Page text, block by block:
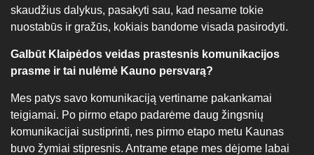
skaudžius dalykus, pasakyti sau, kad nesame tokie
nuostabūs ir gražūs, kokiais bandome visada pasirodyti.
Galbūt Klaipėdos veidas prastesnis komunikacijos
prasme ir tai nulėmė Kauno persvarą?
Mes patys savo komunikaciją vertiname pakankamai
teigiamai. Po pirmo etapo padarėme daug žingsnių
komunikacijai sustiprinti, nes pirmo etapo metu Kaunas
buvo žymiai stipresnis. Antrame etape mes dėjome labai